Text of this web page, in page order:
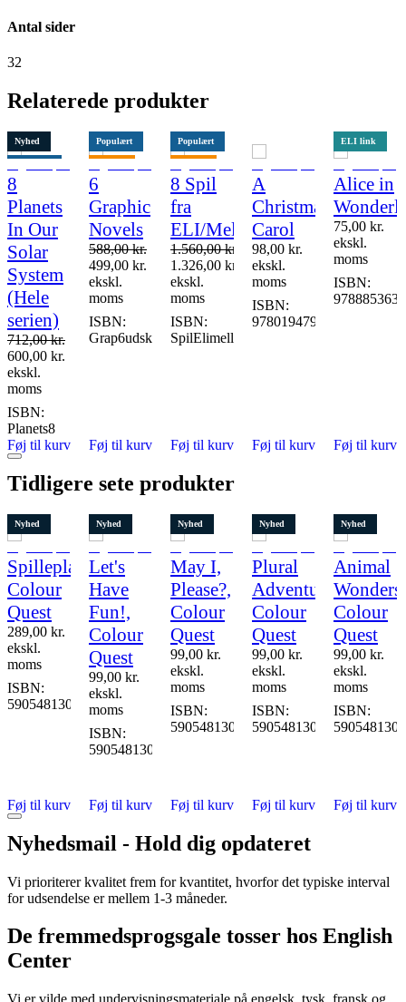
Antal sider
32
Relaterede produkter
Nyhed
Tilbud
Restparti
15 stk. tilbage
8
Planets
In Our
Solar
System
(Hele
serien)
712,00kr.
600,00 kr.
ekskl.
moms
ISBN:
Planets8
Føj til kurv
Populært
6
Graphic
Novels
588,00kr.
499,00 kr.
ekskl.
moms
ISBN:
Grap6udskole
Føj til kurv
Populært
8 Spil
fra
ELI/Mellemtrin
1.560,00kr.
1.326,00 kr.
ekskl.
moms
ISBN:
SpilElimellem
Føj til kurv
A
Christmas
Carol
98,00 kr.
ekskl.
moms
ISBN:
9780194791137
Føj til kurv
ELI link
Alice in
75,00 kr.
ekskl.
moms
ISBN:
Føj til kurv
Tidligere sete produkter
Nyhed
Spilleplade,
Colour
Quest
289,00 kr.
ekskl.
moms
ISBN:
5905481304485
Føj til kurv
Nyhed
Let's
Have
Fun!,
Colour
Quest
99,00 kr.
ekskl.
moms
ISBN:
5905481304416
Føj til kurv
Nyhed
May I,
Please?,
Colour
Quest
99,00 kr.
ekskl.
moms
ISBN:
5905481304454
Føj til kurv
Nyhed
Plural
Adventure,
Colour
Quest
99,00 kr.
ekskl.
moms
ISBN:
5905481304447
Føj til kurv
Nyhed
Animal
Wonders,
Colour
Quest
99,00 kr.
ekskl.
moms
ISBN:
Føj til kurv
Nyhedsmail - Hold dig opdateret
Vi prioriterer kvalitet frem for kvantitet, hvorfor det typiske interval
for udsendelse er mellem 1-3 måneder.
De fremmedsprogsgale tosser hos English
Center